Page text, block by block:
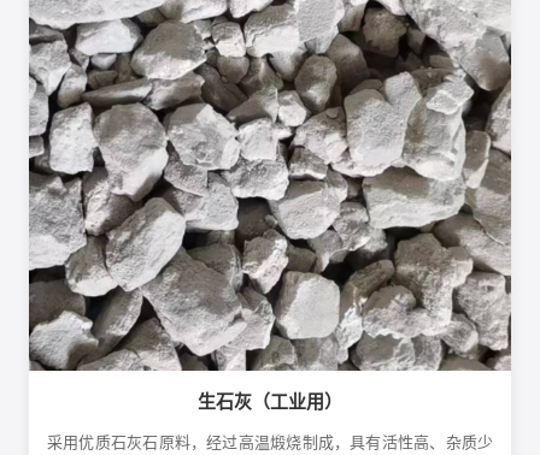
生石灰（工业用）
采用优质石灰石原料，经过高温煅烧制成，具有活性高、杂质少